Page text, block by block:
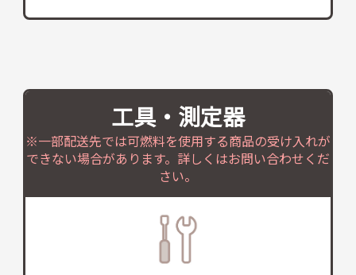
工具・測定器
※一部配送先では可燃料を使用する商品の受け入れが
できない場合があります。詳しくはお問い合わせくだ
さい。